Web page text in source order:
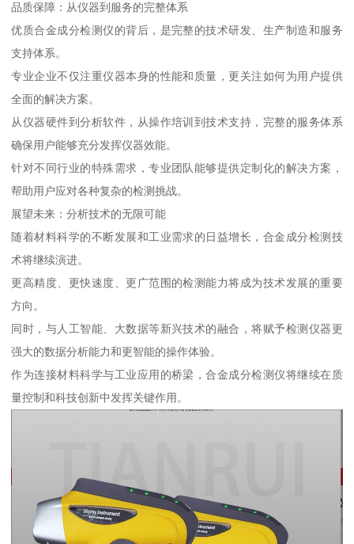
品质保障：从仪器到服务的完整体系
优质合金成分检测仪的背后，是完整的技术研发、生产制造和服务
支持体系。
专业企业不仅注重仪器本身的性能和质量，更关注如何为用户提供
全面的解决方案。
从仪器硬件到分析软件，从操作培训到技术支持，完整的服务体系
确保用户能够充分发挥仪器效能。
针对不同行业的特殊需求，专业团队能够提供定制化的解决方案，
帮助用户应对各种复杂的检测挑战。
展望未来：分析技术的无限可能
随着材料科学的不断发展和工业需求的日益增长，合金成分检测技
术将继续演进。
更高精度、更快速度、更广范围的检测能力将成为技术发展的重要
方向。
同时，与人工智能、大数据等新兴技术的融合，将赋予检测仪器更
强大的数据分析能力和更智能的操作体验。
作为连接材料科学与工业应用的桥梁，合金成分检测仪将继续在质
量控制和科技创新中发挥关键作用。